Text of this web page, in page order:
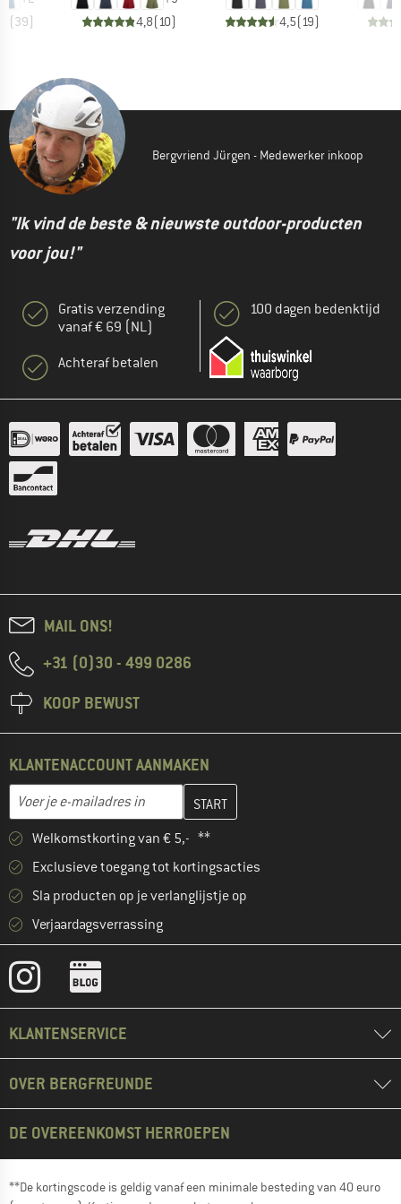
(39)
4,8(10) 4,5(19)
Bergvriend Jürgen - Medewerker inkoop
"Ik vind de beste & nieuwste outdoor-producten
voor jou!"
Gratis verzending
vanaf € 69 (NL)
Achteraf betalen
100 dagen bedenktijd
MAIL ONS!
+31 (0)30 - 499 0286
KOOP BEWUST
KLANTENACCOUNT AANMAKEN
E-mailadres
Vul je e-mailadres hier in en maak in de volgende stap je
Welkomstkorting van € 5,- **
Exclusieve toegang tot kortingsacties
Sla producten op je verlanglijstje op
Verjaardagsverrassing
KLANTENSERVICE
OVER BERGFREUNDE
DE OVEREENKOMST HERROEPEN
**De kortingscode is geldig vanaf een minimale besteding van 40 euro